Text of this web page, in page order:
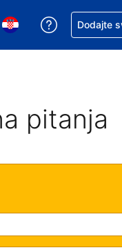
valutu. Vaša je
Odaberite svoj jezik.
Zatražite
Dodajte
pitanja